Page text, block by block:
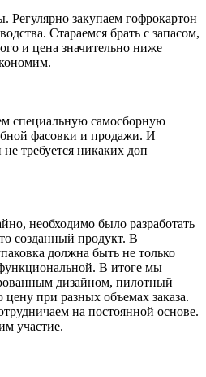
Регулярно закупаем гофрокартон
Стараемся брать с запасом,
и цена значительно ниже
специальную самосборную
фасовки и продажи. И
требуется никаких доп
необходимо было разработать
созданный продукт. В
должна быть не только
В итоге мы
дизайном, пилотный
при разных объемах заказа.
на постоянной основе.
участие.